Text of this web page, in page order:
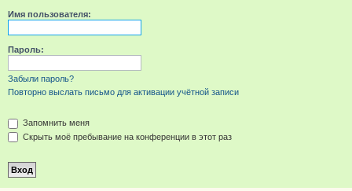
Имя пользователя:
Пароль:
Забыли пароль?
Повторно выслать письмо для активации учётной записи
Запомнить меня
Скрыть моё пребывание на конференции в этот раз